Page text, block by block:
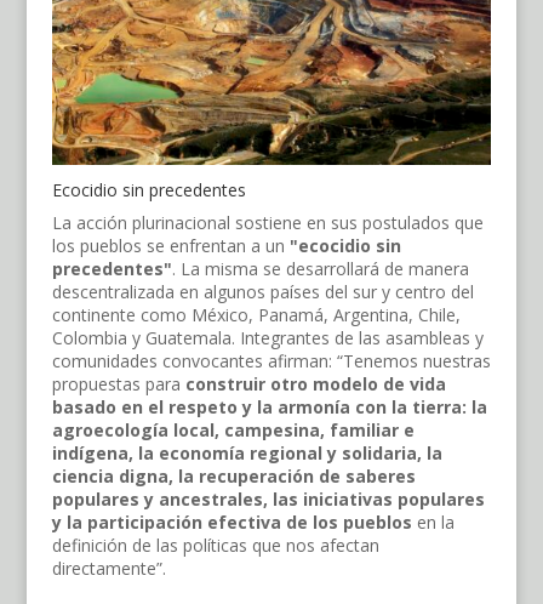
Ecocidio sin precedentes
La acción plurinacional sostiene en sus postulados que
los pueblos se enfrentan a un "ecocidio sin
precedentes". La misma se desarrollará de manera
descentralizada en algunos países del sur y centro del
continente como México, Panamá, Argentina, Chile,
Colombia y Guatemala. Integrantes de las asambleas y
comunidades convocantes afirman: “Tenemos nuestras
propuestas para construir otro modelo de vida
basado en el respeto y la armonía con la tierra: la
agroecología local, campesina, familiar e
indígena, la economía regional y solidaria, la
ciencia digna, la recuperación de saberes
populares y ancestrales, las iniciativas populares
y la participación efectiva de los pueblos en la
definición de las políticas que nos afectan
directamente”.